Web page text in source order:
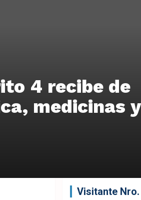
4 recibe de
medicinas y
Visitante Nro.